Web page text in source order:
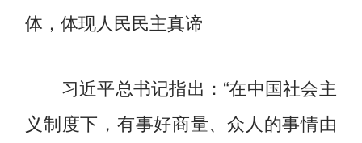
体，体现人民民主真谛
习近平总书记指出：“在中国社会主
义制度下，有事好商量、众人的事情由